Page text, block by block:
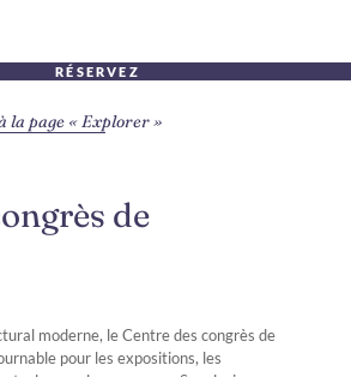
RÉSERVEZ
de
moderne, le Centre des congrès de
pour les expositions, les
la page « Explorer »